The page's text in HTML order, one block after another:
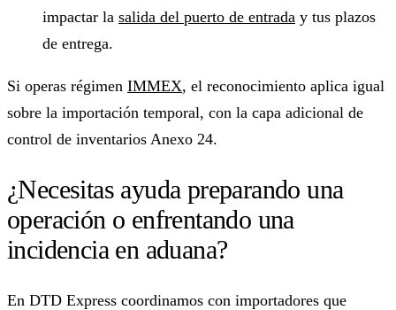
impactar la salida del puerto de entrada y tus plazos
de entrega.
Si operas régimen IMMEX, el reconocimiento aplica igual
sobre la importación temporal, con la capa adicional de
control de inventarios Anexo 24.
¿Necesitas ayuda preparando una
operación o enfrentando una
incidencia en aduana?
En DTD Express coordinamos con importadores que